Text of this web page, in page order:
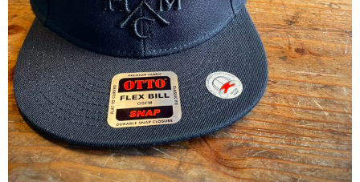
HANDLE
BODY
CONTROL
ENGINE
MISSION
SHEET